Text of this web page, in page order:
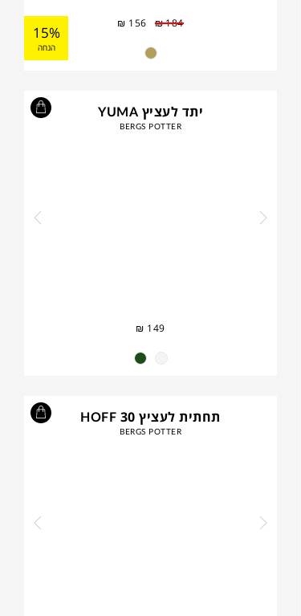
₪184
₪ 156
15%
הנחה
יתד לעציץ YUMA
BERGS POTTER
₪ 149
תחתית לעציץ HOFF 30
BERGS POTTER